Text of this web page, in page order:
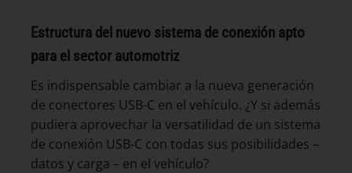
Estructura del nuevo sistema de conexión apto
para el sector automotriz
Es indispensable cambiar a la nueva generación
de conectores USB-C en el vehículo. ¿Y si además
pudiera aprovechar la versatilidad de un sistema
de conexión USB-C con todas sus posibilidades –
datos y carga – en el vehículo?